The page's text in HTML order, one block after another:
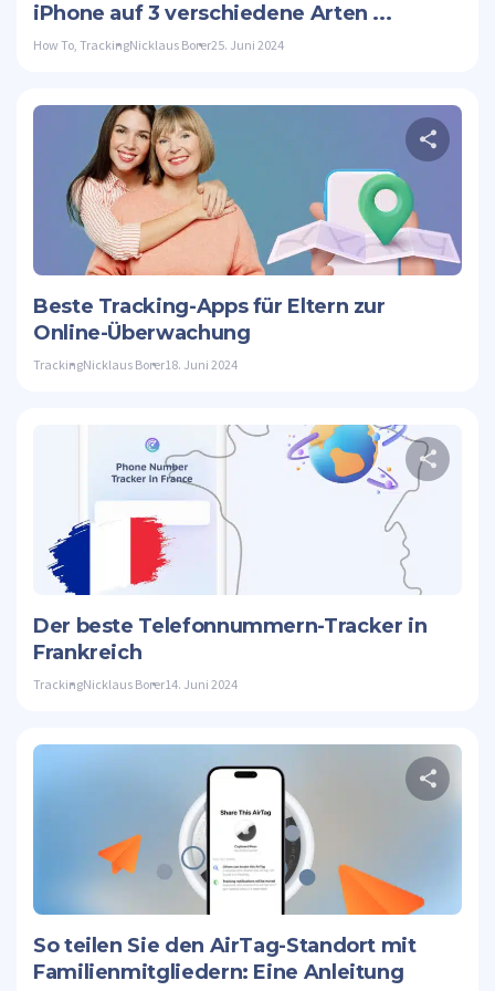
iPhone auf 3 verschiedene Arten ...
How To TrackingNicklaus Borer25. Juni 2024
Beste Tracking-Apps für Eltern zur
Online-Überwachung
TrackingNicklaus Borer18. Juni 2024
Der beste Telefonnummern-Tracker in
Frankreich
TrackingNicklaus Borer14. Juni 2024
So teilen Sie den AirTag-Standort mit
Familienmitgliedern: Eine Anleitung